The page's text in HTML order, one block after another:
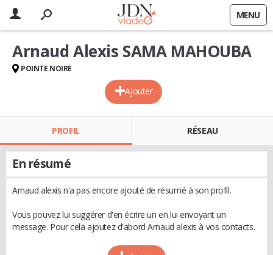
MENU
Ajouter
Arnaud Alexis SAMA MAHOUBA
POINTE NOIRE
PROFIL RÉSEAU
En résumé
Arnaud alexis n'a pas encore ajouté de résumé à son profil.
Vous pouvez lui suggérer d'en écrire un en lui envoyant un
message. Pour cela ajoutez d'abord Arnaud alexis à vos contacts.